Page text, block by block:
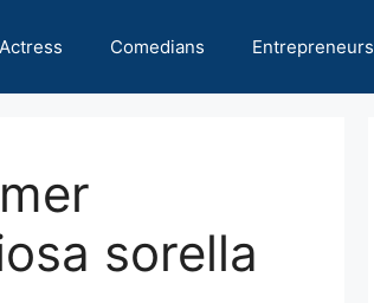
Actress Comedians Entrepreneurs
sorella